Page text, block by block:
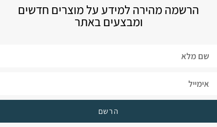
הרשמה מהירה למידע על מוצרים חדשים
ומבצעים באתר
הרשם